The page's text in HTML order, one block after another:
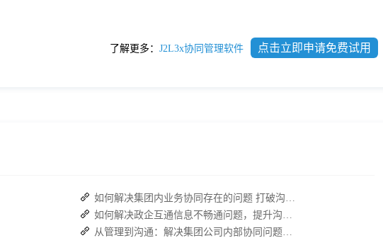
了解更多： J2L3x协同管理软件 点击立即申请免费试用
如何解决集团内业务协同存在的问题 打破沟通壁垒
如何解决政企互通信息不畅通问题，提升沟通效率、打破信息壁垒
从管理到沟通：解决集团公司内部协同问题的关键